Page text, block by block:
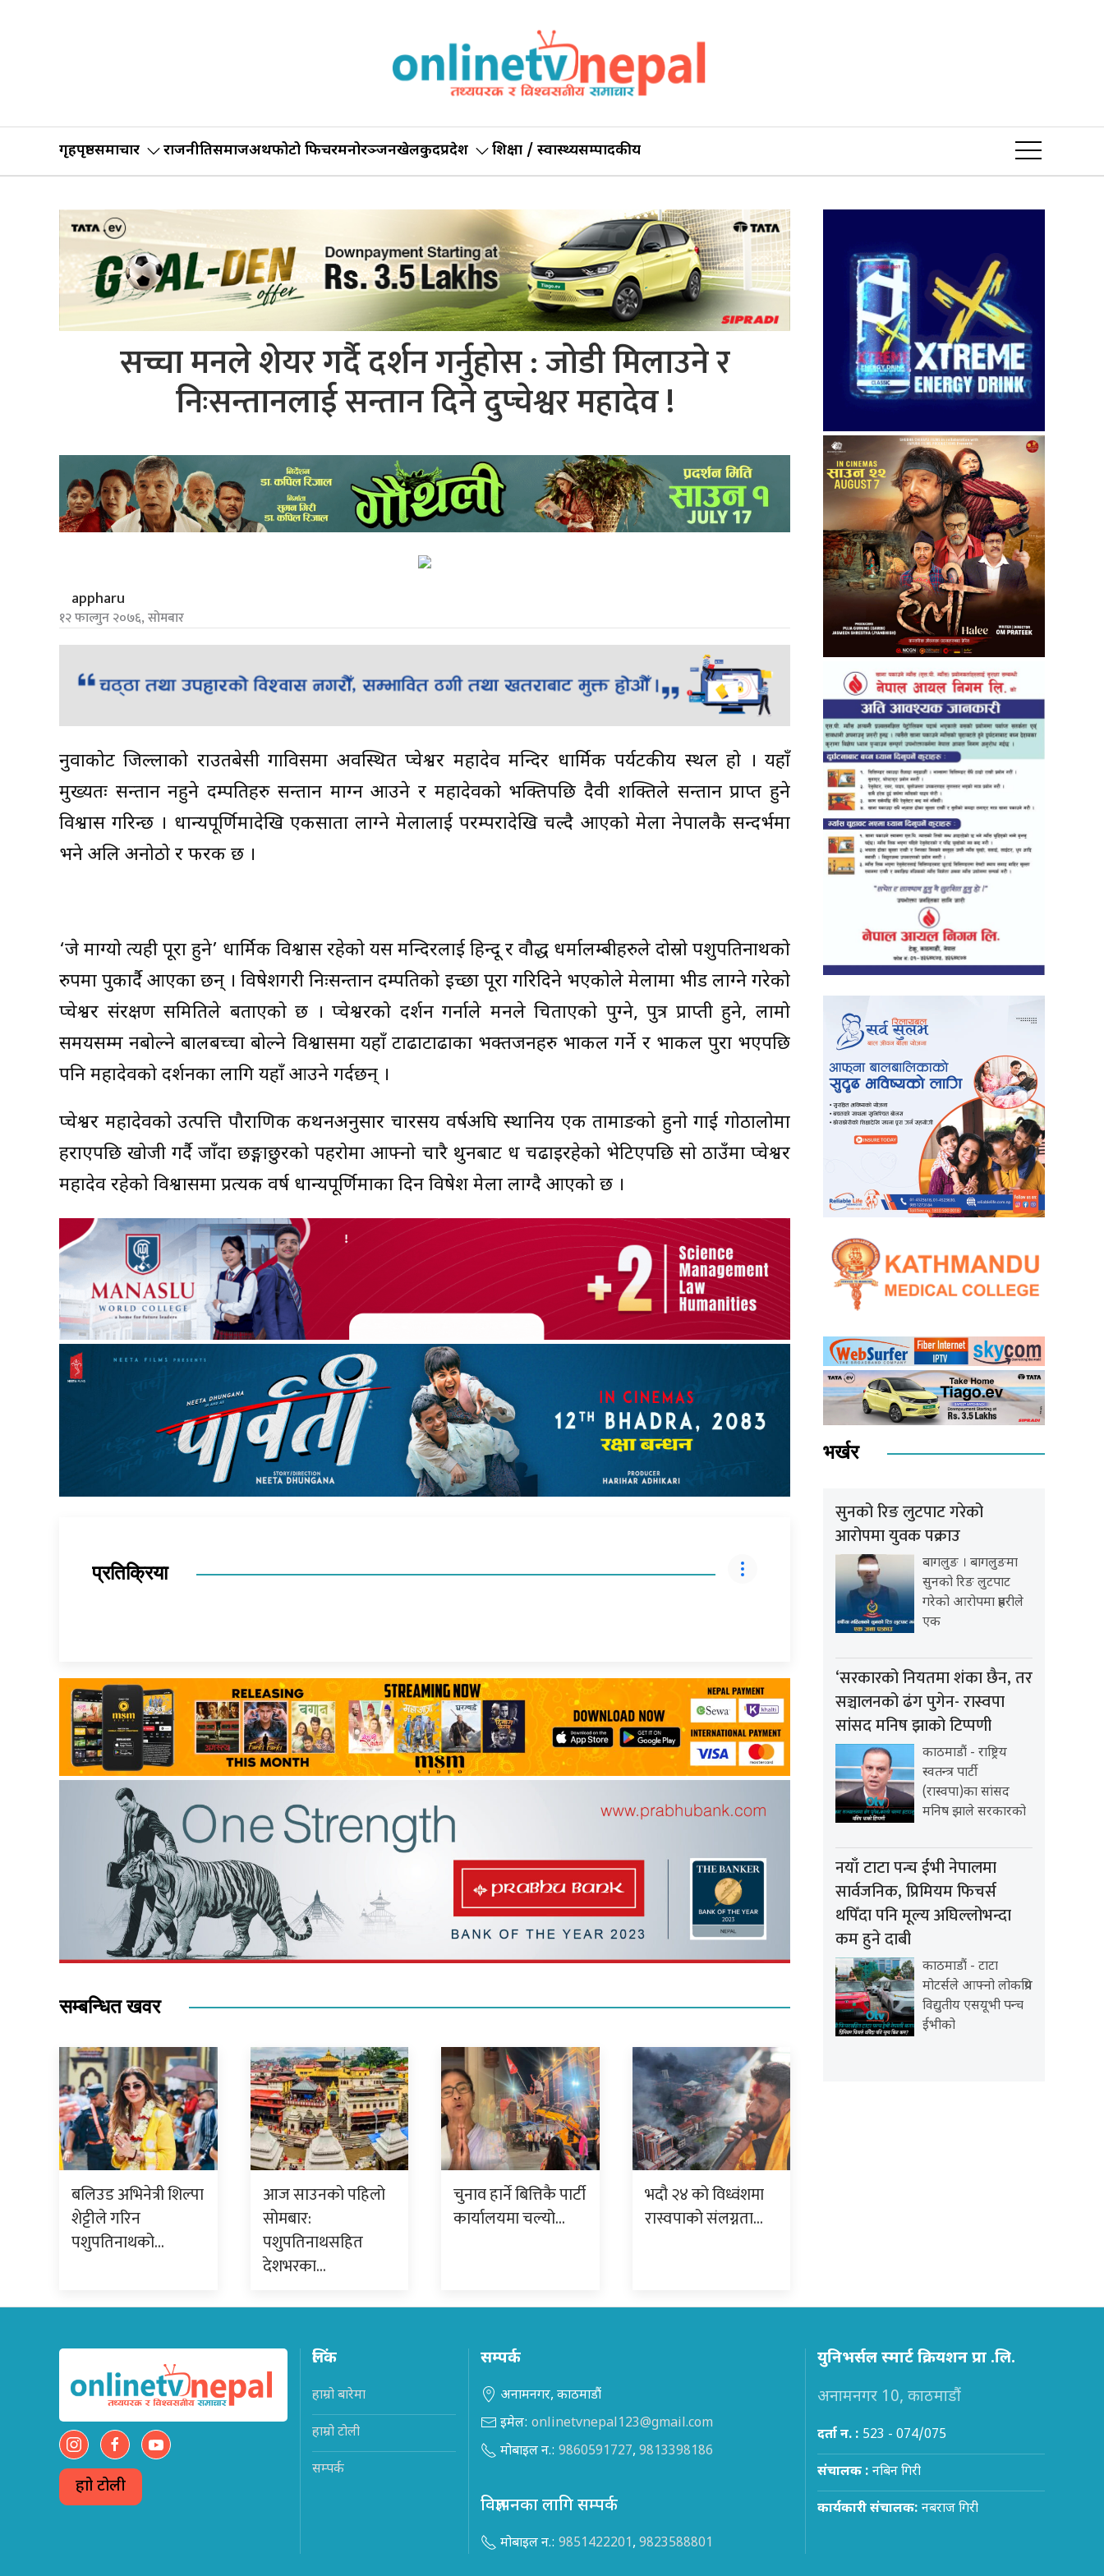
गृहपृष्ठसमाचार राजनीतिसमाजअर्थफोटो फिचरमनोरञ्जनखेलकुदप्रदेश शिक्षा / स्वास्थ्यसम्पादकीय
सच्चा मनले शेयर गर्दै दर्शन गर्नुहोस : जोडी मिलाउने र
निःसन्तानलाई सन्तान दिने दुप्चेश्वर महादेव !
appharu
१२ फाल्गुन २०७६, सोमबार
नुवाकोट जिल्लाको राउतबेसी गाविसमा अवस्थित दुप्चेश्वर महादेव मन्दिर धार्मिक पर्यटकीय स्थल हो । यहाँ
मुख्यतः सन्तान नहुने दम्पतिहरु सन्तान माग्न आउने र महादेवको भक्तिपछि दैवी शक्तिले सन्तान प्राप्त हुने
विश्वास गरिन्छ । धान्यपूर्णिमादेखि एकसाता लाग्ने मेलालाई परम्परादेखि चल्दै आएको मेला नेपालकै सन्दर्भमा
भने अलि अनोठो र फरक छ ।
‘जे माग्यो त्यही पूरा हुने’ धार्मिक विश्वास रहेको यस मन्दिरलाई हिन्दू र वौद्ध धर्मालम्बीहरुले दोस्रो पशुपतिनाथको
रुपमा पुकार्दै आएका छन् । विषेशगरी निःसन्तान दम्पतिको इच्छा पूरा गरिदिने भएकोले मेलामा भीड लाग्ने गरेको
दुप्चेश्वर संरक्षण समितिले बताएको छ । दुप्चेश्वरको दर्शन गर्नाले मनले चिताएको पुग्ने, पुत्र प्राप्ती हुने, लामो
समयसम्म नबोल्ने बालबच्चा बोल्ने विश्वासमा यहाँ टाढाटाढाका भक्तजनहरु भाकल गर्ने र भाकल पुरा भएपछि
पनि महादेवको दर्शनका लागि यहाँ आउने गर्दछन् ।
दुप्चेश्वर महादेवको उत्पत्ति पौराणिक कथनअनुसार चारसय वर्षअघि स्थानिय एक तामाङको दुहुनो गाई गोठालोमा
हराएपछि खोजी गर्दै जाँदा छङ्गाछुरको पहरोमा आफ्नो चारै थुनबाट दुध चढाइरहेको भेटिएपछि सो ठाउँमा दुप्चेश्वर
महादेव रहेको विश्वासमा प्रत्यक वर्ष धान्यपूर्णिमाका दिन विषेश मेला लाग्दै आएको छ ।
प्रतिक्रिया
सम्बन्धित खवर
बलिउड अभिनेत्री शिल्पा
शेट्टीले गरिन
पशुपतिनाथको…
आज साउनको पहिलो
सोमबार:
पशुपतिनाथसहित
देशभरका…
चुनाव हार्ने बित्तिकै पार्टी
कार्यालयमा चल्यो…
भदौ २४ को विध्वंशमा
रास्वपाको संलग्नता…
भर्खर
सुनको रिङ लुटपाट गरेको
आरोपमा युवक पक्राउ
बागलुङ । बागलुङमा
सुनको रिङ लुटपाट
गरेको आरोपमा प्रहरीले
एक
‘सरकारको नियतमा शंका छैन, तर
सञ्चालनको ढंग पुगेन- रास्वपा
सांसद मनिष झाको टिप्पणी
काठमाडौं - राष्ट्रिय
स्वतन्त्र पार्टी
(रास्वपा)का सांसद
मनिष झाले सरकारको
नयाँ टाटा पन्च ईभी नेपालमा
सार्वजनिक, प्रिमियम फिचर्स
थपिँदा पनि मूल्य अघिल्लोभन्दा
कम हुने दाबी
काठमाडौं - टाटा
मोटर्सले आफ्नो लोकप्रिय
विद्युतीय एसयूभी पन्च
ईभीको
हाम्रो टोली
लिंक
हाम्रो बारेमा
हाम्रो टोली
सम्पर्क
सम्पर्क
अनामनगर, काठमाडौं
इमेल: onlinetvnepal123@gmail.com
मोबाइल न.: 9860591727, 9813398186
विज्ञापनका लागि सम्पर्क
मोबाइल न.: 9851422201, 9823588801
युनिभर्सल स्मार्ट क्रियशन प्रा .लि.
अनामनगर 10, काठमाडौं
दर्ता न. : 523 - 074/075
संचालक : नबिन गिरी
कार्यकारी संचालक: नबराज गिरी